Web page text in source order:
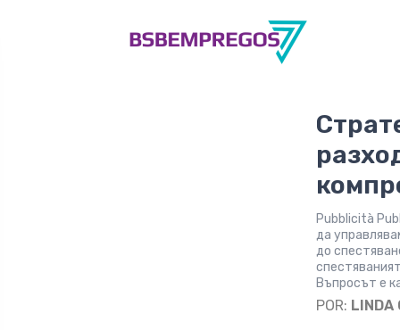
Pubblicità
да
до
Въпросът е
POR: LINDA